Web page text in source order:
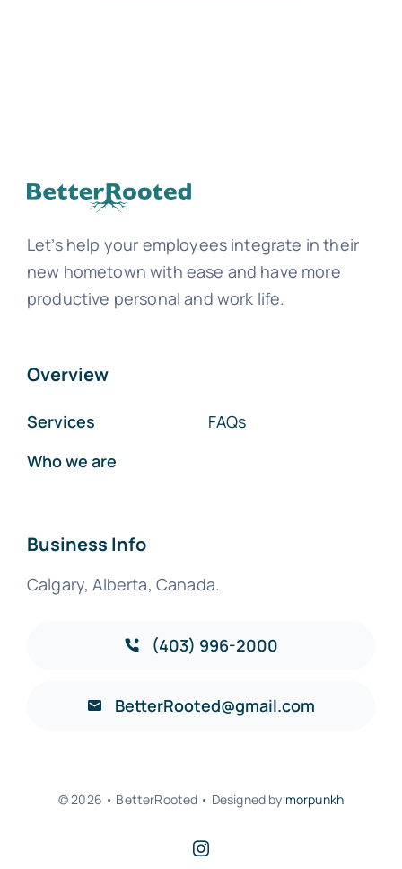
Let’s help your employees integrate in their
new hometown with ease and have more
productive personal and work life.
Overview
Services
Who we are
FAQs
Business Info
Calgary, Alberta, Canada.
(403) 996-2000
BetterRooted@gmail.com
© 2026 • BetterRooted • Designed by morpunkh